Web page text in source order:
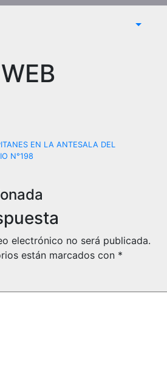
EN LA ANTESALA DEL
N°198
electrónico no será publicada.
están marcados con *